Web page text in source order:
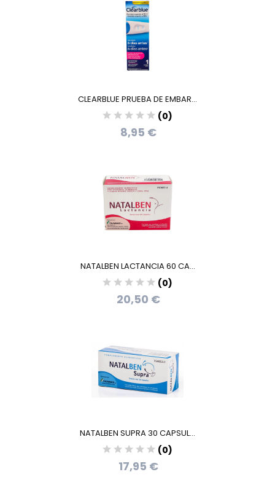
CLEARBLUE PRUEBA DE EMBAR...
(0)
8,95 €
NATALBEN LACTANCIA 60 CA...
(0)
20,50 €
NATALBEN SUPRA 30 CAPSUL...
(0)
17,95 €